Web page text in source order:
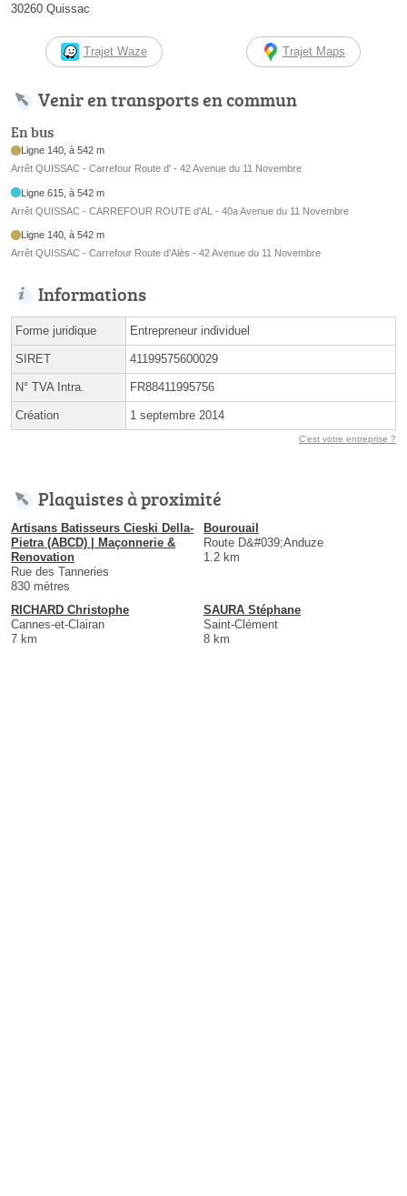
30260 Quissac
Trajet Waze Trajet Maps
Venir en transports en commun
En bus
Ligne 140, à 542 m
Arrêt QUISSAC - Carrefour Route d' - 42 Avenue du 11 Novembre
Ligne 615, à 542 m
Arrêt QUISSAC - CARREFOUR ROUTE d'AL - 40a Avenue du 11 Novembre
Ligne 140, à 542 m
Arrêt QUISSAC - Carrefour Route d'Alès - 42 Avenue du 11 Novembre
Informations
Forme juridique Entrepreneur individuel
SIRET 41199575600029
N° TVA Intra. FR88411995756
Création 1 septembre 2014
C'est votre entreprise ?
Plaquistes à proximité
Artisans Batisseurs Cieski Della-
Pietra (ABCD) | Maçonnerie &
Renovation
Rue des Tanneries
830 mètres
Bourouail
Route D&#039;Anduze
1.2 km
RICHARD Christophe
Cannes-et-Clairan
7 km
SAURA Stéphane
Saint-Clément
8 km